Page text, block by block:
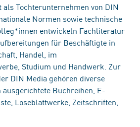
Tochterunternehmen von DIN
Normen sowie technische
entwickeln Fachliteratur
für Beschäftigte in
Handel, im
Studium und Handwerk. Zur
DIN Media gehören diverse
Buchreihen, E-
Loseblattwerke, Zeitschriften,